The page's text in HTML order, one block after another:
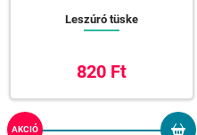
Leszúró tüske
820 Ft
AKCIÓ